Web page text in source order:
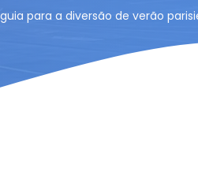
guia para a diversão de verão